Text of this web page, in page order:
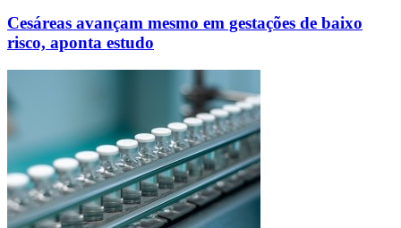
Cesáreas avançam mesmo em gestações de baixo
risco, aponta estudo